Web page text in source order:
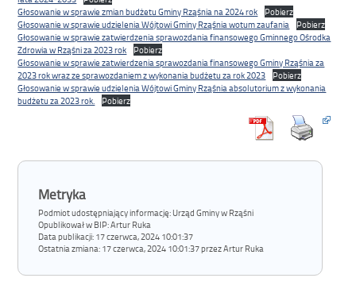
Głosowanie w sprawie zmian budżetu Gminy Rząśnia na 2024 rok
Pobierz
Głosowanie w sprawie udzielenia Wójtowi Gminy Rząśnia wotum zaufania
Pobierz
Głosowanie w sprawie zatwierdzenia sprawozdania finansowego Gminnego Ośrodka
Zdrowia w Rząśni za 2023 rok
Pobierz
Głosowanie w sprawie zatwierdzenia sprawozdania finansowego Gminy Rząśnia za
2023 rok wraz ze sprawozdaniem z wykonania budżetu za rok 2023
Pobierz
Głosowanie w sprawie udzielenia Wójtowi Gminy Rząśnia absolutorium z wykonania
budżetu za 2023 rok.
Pobierz
Metryka
Podmiot udostępniający informację: Urząd Gminy w Rząśni
Opublikował w BIP:Artur Ruka
Data publikacji: 17 czerwca, 2024 10:01:37
Ostatnia zmiana: 17 czerwca, 2024 10:01:37 przez Artur Ruka